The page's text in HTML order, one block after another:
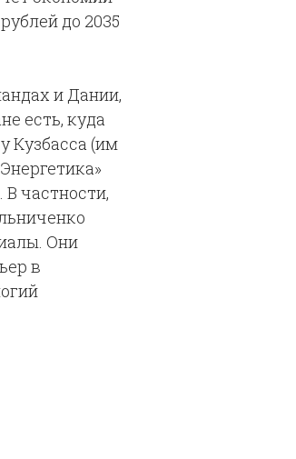
до 2035
и Дании,
есть, куда
Кузбасса (им
частности,
Они
в